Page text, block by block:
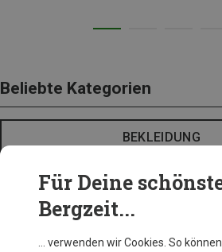
Beliebte Kategorien
BEKLEIDUNG
Für Deine
Bergzeit...
… verwenden wir Cookies. So